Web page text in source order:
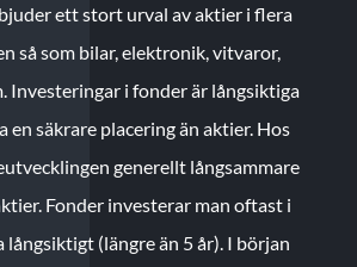
ett stort urval av aktier i flera
så som bilar, elektronik, vitvaror,
Investeringar i fonder är långsiktiga
en säkrare placering än aktier. Hos
generellt långsammare
Fonder investerar man oftast i
långsiktigt (längre än 5 år). I början